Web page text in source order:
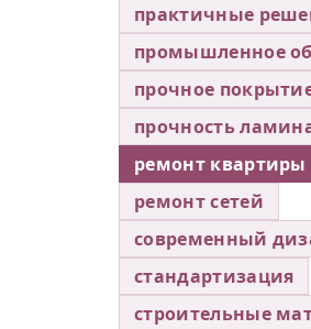
практичные
промышленное
прочное
прочность
ремонт квартиры
ремонт сетей
современный
стандартизация
строительные